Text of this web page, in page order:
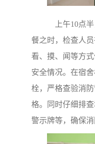
上午10点半
餐之时，检查人
看、摸、闻等方
安全情况。在宿
栓，严格查验消
格。同时仔细排
警示牌等，确保消